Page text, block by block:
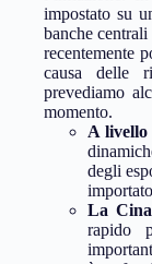
impostato su
banche
recentemente
causa delle
prevediamo
momento.
A livello
degli
La Cina
rapido